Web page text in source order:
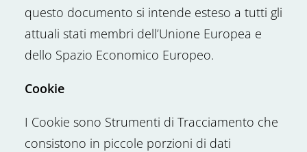
questo documento si intende esteso a tutti gli
attuali stati membri dell’Unione Europea e
dello Spazio Economico Europeo.
Cookie
I Cookie sono Strumenti di Tracciamento che
consistono in piccole porzioni di dati